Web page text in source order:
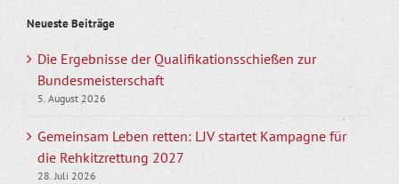
Neueste Beiträge
Die Ergebnisse der Qualifikationsschießen zur
Bundesmeisterschaft
5. August 2026
Gemeinsam Leben retten: LJV startet Kampagne für
die Rehkitzrettung 2027
28. Juli 2026